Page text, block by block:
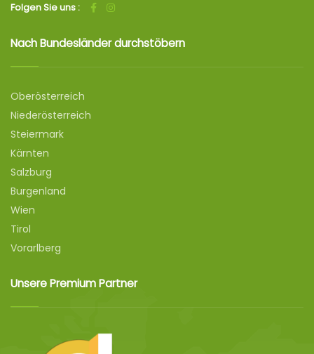
Folgen Sie uns :
Nach Bundesländer durchstöbern
Oberösterreich
Niederösterreich
Steiermark
Kärnten
Salzburg
Burgenland
Wien
Tirol
Vorarlberg
Unsere Premium Partner